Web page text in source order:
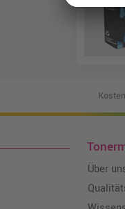
Über